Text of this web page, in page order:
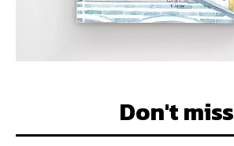
Don't miss